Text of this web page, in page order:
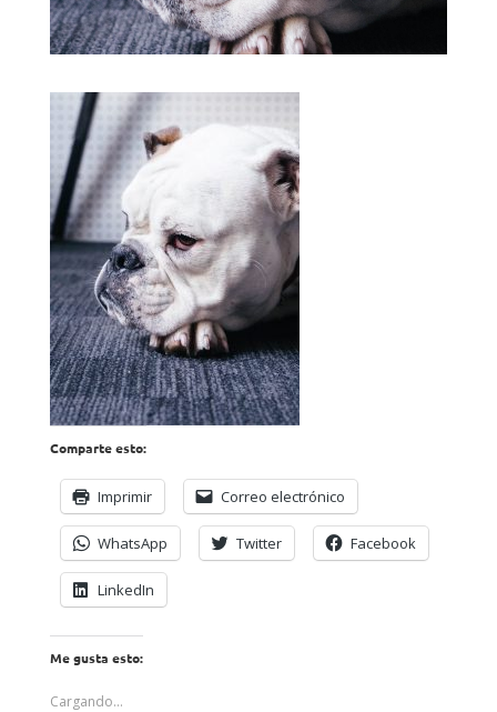
Comparte esto:
Imprimir Correo electrónico
WhatsApp Twitter Facebook
LinkedIn
Me gusta esto:
Cargando...